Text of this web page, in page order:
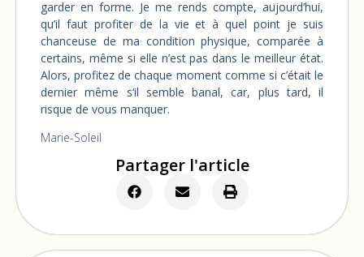
garder en forme. Je me rends compte, aujourd’hui,
qu’il faut profiter de la vie et à quel point je suis
chanceuse de ma condition physique, comparée à
certains, même si elle n’est pas dans le meilleur état.
Alors, profitez de chaque moment comme si c’était le
dernier même s‘il semble banal, car, plus tard, il
risque de vous manquer.
Marie-Soleil
Partager l'article